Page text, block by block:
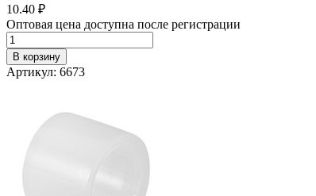
10.40 ₽
Оптовая цена доступна после регистрации
В корзину
Артикул: 6673